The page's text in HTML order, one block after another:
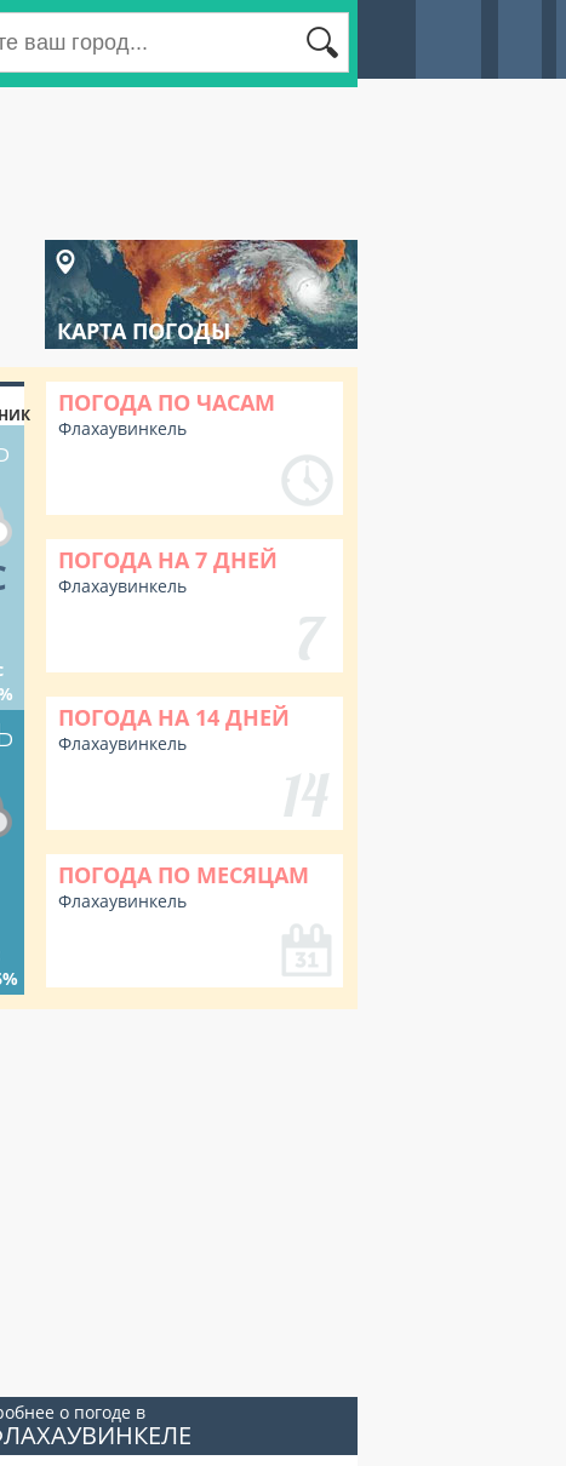
КАРТА ПОГОДЫ
ПОГОДА ПО ЧАСАМ
Флахаувинкель
ПОГОДА НА 7 ДНЕЙ
Флахаувинкель
ПОГОДА НА 14 ДНЕЙ
Флахаувинкель
ПОГОДА ПО МЕСЯЦАМ
Флахаувинкель
о погоде в